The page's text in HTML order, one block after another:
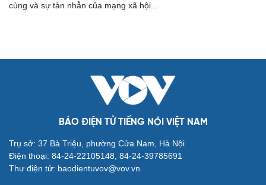
cùng và sự tàn nhẫn của mạng xã hội...
BÁO ĐIỆN TỬ TIẾNG NÓI VIỆT NAM
Trụ sở: 37 Bà Triệu, phường Cửa Nam, Hà Nội
Điện thoại: 84-24-22105148, 84-24-39785691
Thư điện tử: baodientuvov@vov.vn